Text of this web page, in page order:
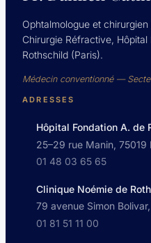
Ophtalmologue et
Chirurgie Réfractive, Hôpital
Rothschild (Paris).
Médecin conventionné —
ADRESSES
Hôpital Fondation A. de
25–29 rue Manin, 75019
01 48 03 65 65
Clinique Noémie de
79 avenue Simon
01 81 51 11 00